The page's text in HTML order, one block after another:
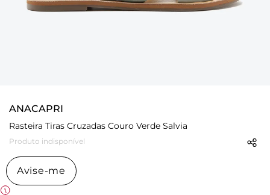
ANACAPRI
Rasteira Tiras Cruzadas Couro Verde Salvia
Produto indisponível
Avise-me